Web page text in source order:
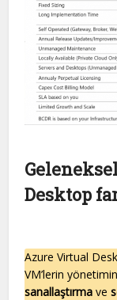
Desktop
Azure Virtual
VM’lerin
sanallaştırma ve